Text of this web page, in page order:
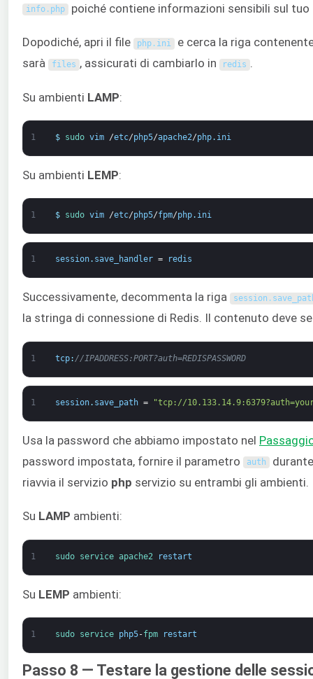
info. php poiché contiene informazioni sensibili sul tuo
Dopodiché, apri il file php. ini e cerca la riga
sarà
files , assicurati di cambiarlo in redis .
Su ambienti LAMP:
1 $ sudo vim /etc/php5/apache2/php. ini
Su ambienti LEMP:
1 $ sudo vim /etc/php5/fpm/php. ini
1 session. save_handler = redis
Successivamente, decommenta la riga session .
la stringa di connessione di Redis. Il contenuto deve
1 tcp: //IPADDRESS:PORT?auth=REDISPASSWORD
1 session. save_path = "tcp://
Usa la password che abbiamo impostato nel P
password impostata, fornire il parametro
auth durante
riavvia il servizio php servizio su entrambi gli ambienti.
Su LAMP ambienti:
1 sudo service apache2 restart
Su LEMP ambienti:
1 sudo service php5-fpm restart
Passo 8 — Testare la gestione delle